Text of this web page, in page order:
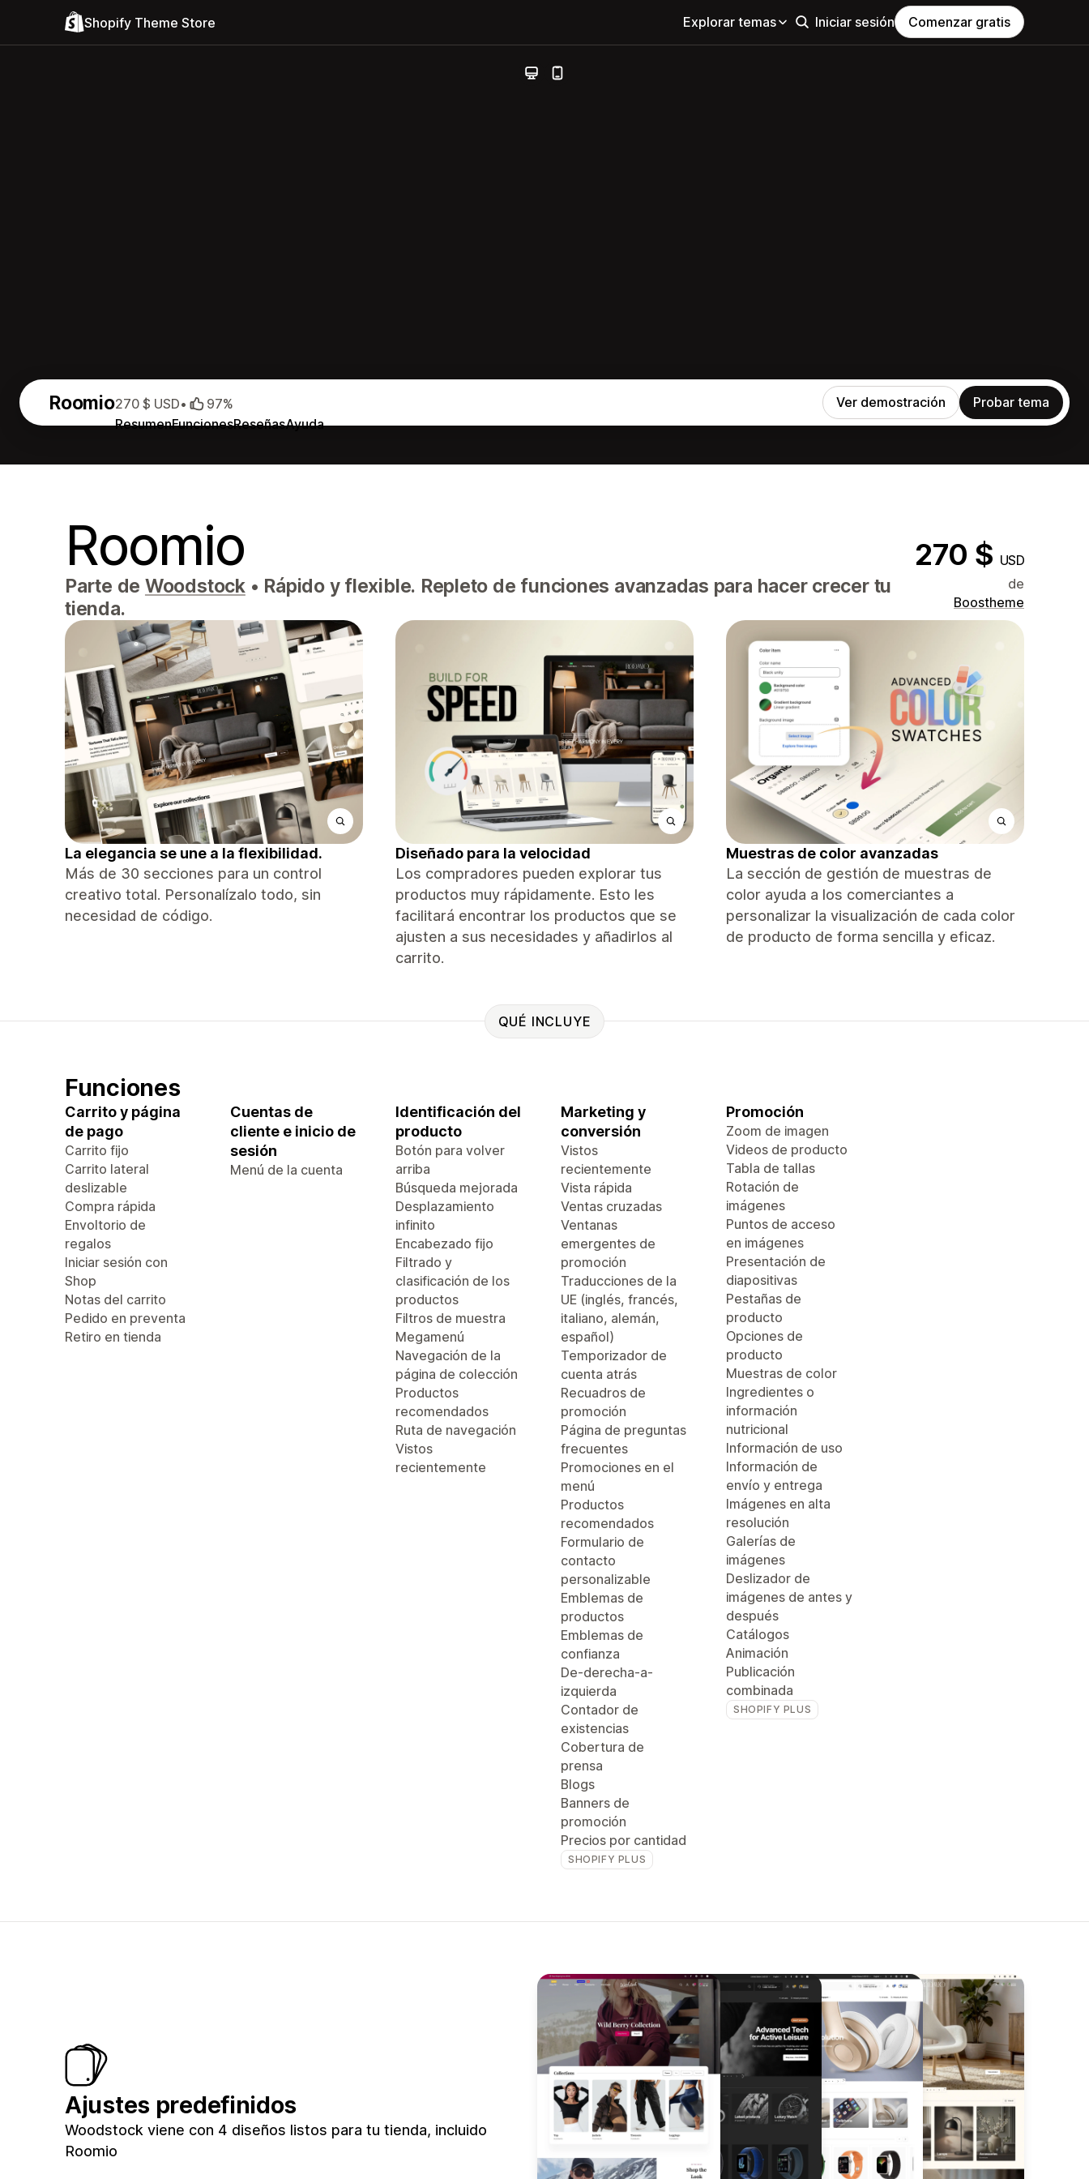
Shopify Theme Store Explorar temas Iniciar sesión Comenzar gratis
Roomio
ResumenFuncionesReseñasAyuda
270 $ USD• 97% Ver demostración Probar tema
Roomio 270 $ USD
Parte de Woodstock • Rápido y flexible. Repleto de funciones avanzadas para hacer crecer tu
tienda.
de
Boostheme
La elegancia se une a la flexibilidad.
Más de 30 secciones para un control
creativo total. Personalízalo todo, sin
necesidad de código.
Diseñado para la velocidad
Los compradores pueden explorar tus
productos muy rápidamente. Esto les
facilitará encontrar los productos que se
ajusten a sus necesidades y añadirlos al
carrito.
Muestras de color avanzadas
La sección de gestión de muestras de
color ayuda a los comerciantes a
personalizar la visualización de cada color
de producto de forma sencilla y eficaz.
QUÉ INCLUYE
Funciones
Carrito y página
de pago
Carrito fijo
Carrito lateral
deslizable
Compra rápida
Envoltorio de
regalos
Iniciar sesión con
Shop
Notas del carrito
Pedido en preventa
Retiro en tienda
Cuentas de
cliente e inicio de
sesión
Menú de la cuenta
Identificación del
producto
Botón para volver
arriba
Búsqueda mejorada
Desplazamiento
infinito
Encabezado fijo
Filtrado y
clasificación de los
productos
Filtros de muestra
Megamenú
Navegación de la
página de colección
Productos
recomendados
Ruta de navegación
Vistos
recientemente
Marketing y
conversión
Vistos
recientemente
Vista rápida
Ventas cruzadas
Ventanas
emergentes de
promoción
Traducciones de la
UE (inglés, francés,
italiano, alemán,
español)
Temporizador de
cuenta atrás
Recuadros de
promoción
Página de preguntas
frecuentes
Promociones en el
menú
Productos
recomendados
Formulario de
contacto
personalizable
Emblemas de
productos
Emblemas de
confianza
De-derecha-a-
izquierda
Contador de
existencias
Cobertura de
prensa
Blogs
Banners de
promoción
Precios por cantidad
SHOPIFY PLUS
Promoción
Zoom de imagen
Videos de producto
Tabla de tallas
Rotación de
imágenes
Puntos de acceso
en imágenes
Presentación de
diapositivas
Pestañas de
producto
Opciones de
producto
Muestras de color
Ingredientes o
información
nutricional
Información de uso
Información de
envío y entrega
Imágenes en alta
resolución
Galerías de
imágenes
Deslizador de
imágenes de antes y
después
Catálogos
Animación
Publicación
combinada
SHOPIFY PLUS
Ajustes predefinidos
Woodstock viene con 4 diseños listos para tu tienda, incluido
Roomio